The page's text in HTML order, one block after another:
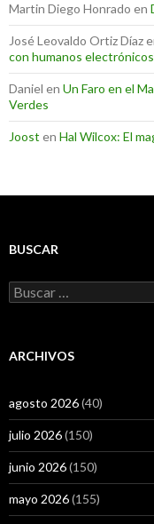
Martin Diego Honrado en
José Leovaldo Ortiz Díaz
con humanos
Daniel en Un Faro en el
Verdes
Joost en Hal Wilcox: El
BUSCAR
Buscar:
ARCHIVOS
agosto 2026(40)
julio 2026(150)
junio 2026(150)
mayo 2026(155)